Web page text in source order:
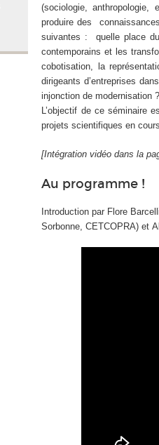
(sociologie, anthropologie,
produire des
suivantes : quelle place du
contemporains et les
cobotisation, la
dirigeants d’entreprises
injonction de modernisation
L’objectif de ce séminaire
projets scientifiques en
[Intégration vidéo dans la
Au programme !
Introduction par Flore
Sorbonne, CETCOPRA) et